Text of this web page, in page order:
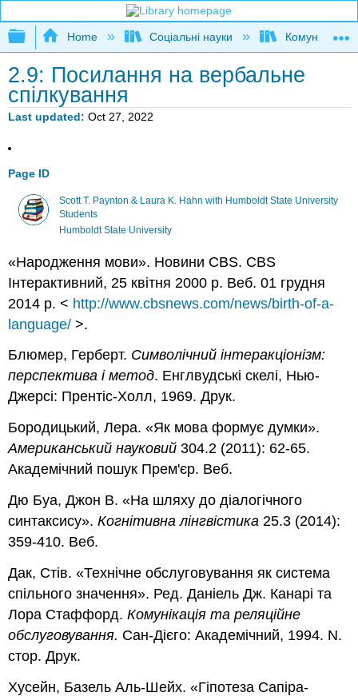
Expand/collapse global hierarchy
Home Соціальні науки
2.9: Посилання на вербальне
спілкування
Last updated Oct 27, 2022
Page ID
Scott T. Paynton & Laura K. Hahn with Humboldt State University
Students
Humboldt State University
«Народження мови». Новини CBS. CBS
Інтерактивний, 25 квітня 2000 р. Веб. 01 грудня
2014 р. < http://www.cbsnews.com/news/birth-of-a-
language/ >.
Блюмер, Герберт. Символічний інтеракціонізм:
перспектива і метод. Енглвудські скелі, Нью-
Джерсі: Прентіс-Холл, 1969. Друк.
Бородицький, Лера. «Як мова формує думки».
Американський науковий 304.2 (2011): 62-65.
Академічний пошук Прем'єр. Веб.
Дю Буа, Джон В. «На шляху до діалогічного
синтаксису».Когнітивна лінгвістика 25.3 (2014):
359-410. Веб.
Дак, Стів. «Технічне обслуговування як система
спільного значення». Ред. Даніель Дж. Канарі та
Лора Стаффорд.Комунікація та реляційне
обслуговування. Сан-Дієго: Академічний, 1994. N.
стор. Друк.
Хусейн, Базель Аль-Шейх. «Гіпотеза Сапіра-